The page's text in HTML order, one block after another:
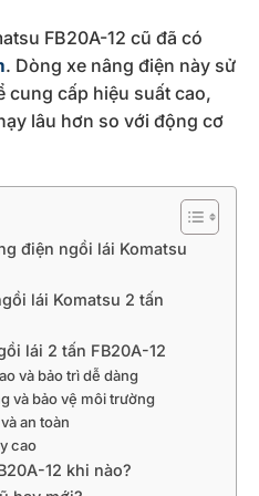
FB20A-12 cũ đã có
. Dòng xe nâng điện này sử
cung cấp hiệu suất cao,
lâu hơn so với động cơ
điện ngồi lái Komatsu
lái Komatsu 2 tấn
lái 2 tấn FB20A-12
và bảo trì dễ dàng
và bảo vệ môi trường
an toàn
cao
12 khi nào?